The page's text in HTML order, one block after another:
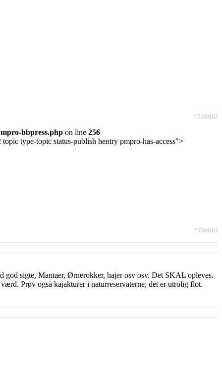
#3500182
bbpress.php on line 256
type-topic status-publish hentry pmpro-has-access">
#3500183
god sigte, Mantaer, Ørnerokker, hajer osv osv. Det SKAL opleves.
Prøv også kajakturer i naturreservaterne, det er utrolig flot.